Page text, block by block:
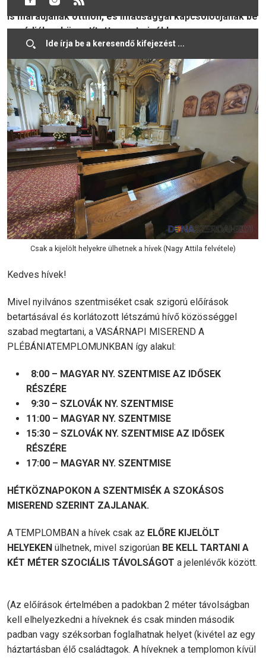
is maradjanak otthon, és imádsággal kapcsolódjanak be
a médiában közvetített szentmisékbe.
Csak a kijelölt helyekre ülhetnek a hívek (Nagy Attila felvétele)
Kedves hívek!
Mivel nyilvános szentmiséket csak szigorú előírások
betartásával és korlátozott létszámú hívő közösséggel
szabad megtartani, a VASÁRNAPI MISEREND A
PLÉBÁNIATEMPLOMUNKBAN így alakul:
8:00 – MAGYAR NY. SZENTMISE AZ IDŐSEK
RÉSZÉRE
9:30 – SZLOVÁK NY. SZENTMISE
11:00 – MAGYAR NY. SZENTMISE
15:30 – SZLOVÁK NY. SZENTMISE AZ IDŐSEK
RÉSZÉRE
17:00 – MAGYAR NY. SZENTMISE
HÉTKÖZNAPOKON A SZENTMISÉK A SZOKÁSOS
MISEREND SZERINT ZAJLANAK.
A TEMPLOMBAN a hívek csak az ELŐRE KIJELÖLT
HELYEKEN ülhetnek, mivel szigorúan BE KELL TARTANI A
KÉT MÉTER SZOCIÁLIS TÁVOLSÁGOT a jelenlévők között.
(Az előírások értelmében a padokban 2 méter távolságban
kell elhelyezkedni a híveknek és csak minden második
padban vagy széksorban foglalhatnak helyet (kivétel az egy
háztartásban élő családtagok. A híveknek a templomon kívül